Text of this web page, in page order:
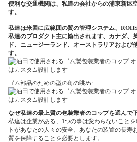
便利な交通機関は、私達の会社からの浦東新区
す。
私達は米国に広範囲の質の管理システム、
私達のプロダクト主に輸出されます、カナダ、
ド、ニュージーランド、オーストラリアおよび
す。
ゴム部品のための型の角の眺め:
なぜ私達の最上質の包装業者のコップを選んで
私達は企業がある、1つの事は変わらないこと
トがあなたの人々の安全、あなたの装置の長寿
質を保障することを必要とします。